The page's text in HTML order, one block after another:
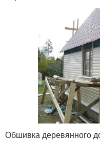
Обшивка деревянного